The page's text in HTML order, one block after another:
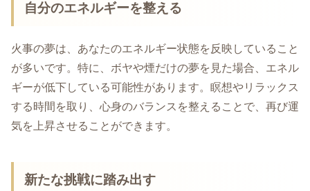
自分のエネルギーを整える
火事の夢は、あなたのエネルギー状態を反映していること
が多いです。特に、ボヤや煙だけの夢を見た場合、エネル
ギーが低下している可能性があります。瞑想やリラックス
する時間を取り、心身のバランスを整えることで、再び運
気を上昇させることができます。
新たな挑戦に踏み出す